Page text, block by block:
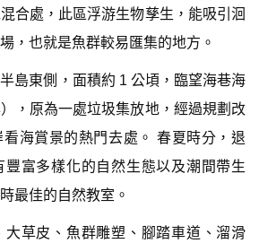
合處，此區浮游生物孳生，能吸引洄
，也就是魚群較易匯集的地方。
島東側，面積約 1 公頃，臨望海巷海
，原為一處垃圾集放地，經過規劃改
海賞景的熱門去處。 春夏時分，退
富多樣化的自然生態以及潮間帶生
最佳的自然教室。
大草皮、魚群雕塑、腳踏車道、溜滑